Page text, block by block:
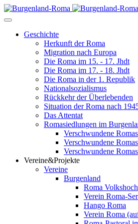
Geschichte
Herkunft der Roma
Migration nach Europa
Die Roma im 15. - 17. Jhdt
Die Roma im 17. - 18. Jhdt
Die Roma in der 1. Republik
Nationalsozialismus
Rückkehr der Überlebenden
Situation der Roma nach
Das Attentat
Romasiedlungen im
Verschwundene
Verschwundene
Verschwundene
Vereine&Projekte
Vereine
Burgenland
Roma
Verein Roma-
Hango Roma
Verein Roma